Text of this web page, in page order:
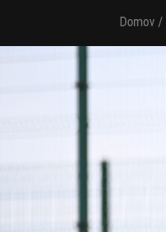
Domov /